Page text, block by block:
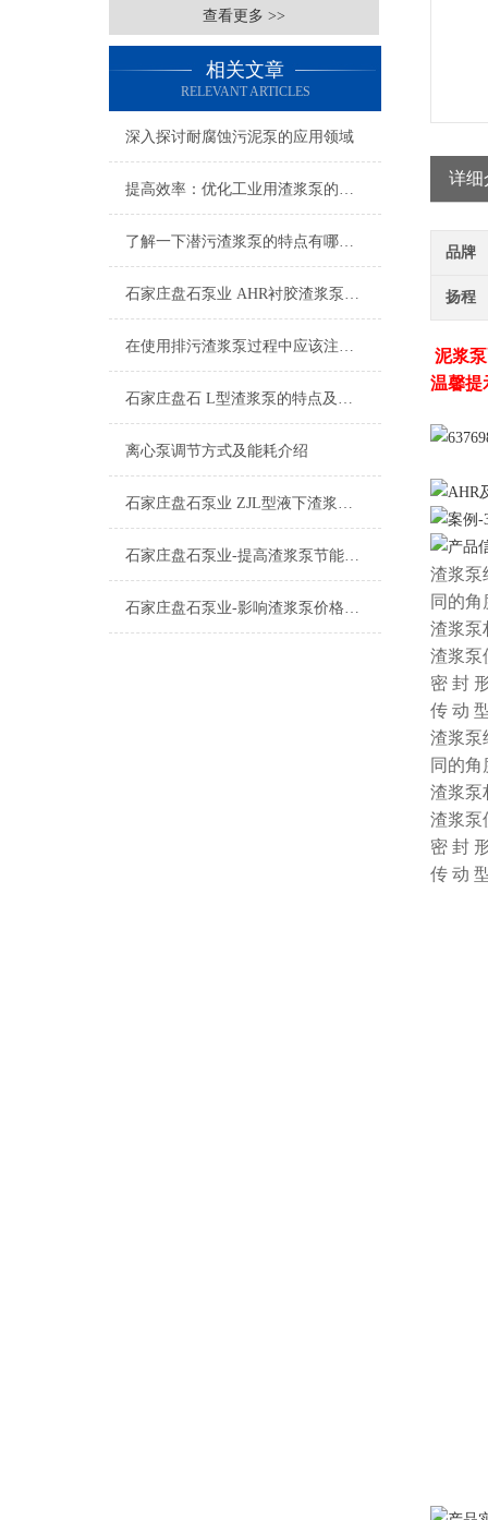
查看更多 >>
相关文章
RELEVANT ARTICLES
深入探讨耐腐蚀污泥泵的应用领域
提高效率：优化工业用渣浆泵的操作技巧
了解一下潜污渣浆泵的特点有哪些吧
石家庄盘石泵业 AHR衬胶渣浆泵的特点及其应用
在使用排污渣浆泵过程中应该注意这些才行
石家庄盘石 L型渣浆泵的特点及其应用
离心泵调节方式及能耗介绍
石家庄盘石泵业 ZJL型液下渣浆泵的特点及应用
石家庄盘石泵业-提高渣浆泵节能的四大方法篇
石家庄盘石泵业-影响渣浆泵价格的因素都有那些一篇
详细
品牌
扬程
泥浆
温馨提
渣浆泵
同的角
渣浆泵
渣浆泵
密 封
传 动
渣浆泵
同的角
渣浆泵
渣浆泵
密 封
传 动